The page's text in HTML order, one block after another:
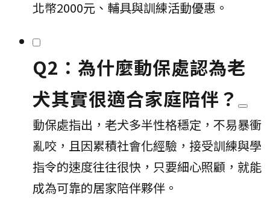
北幣2000元、輔具與訓練活動優惠。
Q2：為什麼動保處認為老
犬其實很適合家庭陪伴？
動保處指出，老犬多半性格穩定，不易暴衝
亂咬，且因累積社會化經驗，接受訓練與學
指令的速度往往很快，只要細心照顧，就能
成為可靠的居家陪伴夥伴。